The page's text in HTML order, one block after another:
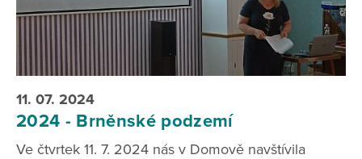
11. 07. 2024
2024 - Brněnské podzemí
Ve čtvrtek 11. 7. 2024 nás v Domově navštívila